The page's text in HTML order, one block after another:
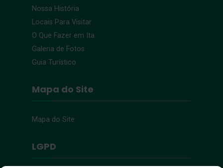
Nossa História
Locais Para Visitar
O Que Fazer em Ita
Galeria de Fotos
Guia Turístico
Mapa do Site
Mapa do Site
LGPD